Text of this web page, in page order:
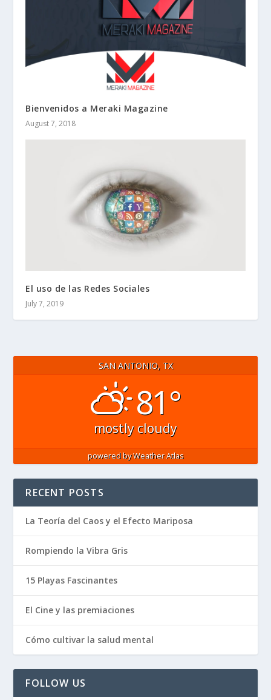
Bienvenidos a Meraki Magazine
August 7, 2018
El uso de las Redes Sociales
July 7, 2019
SAN ANTONIO, TX
81°
mostly cloudy
powered byWeather Atlas
RECENT POSTS
La Teoría del Caos y el Efecto Mariposa
Rompiendo la Vibra Gris
15 Playas Fascinantes
El Cine y las premiaciones
Cómo cultivar la salud mental
FOLLOW US